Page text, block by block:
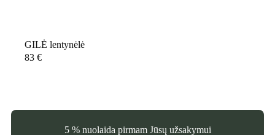
GILĖ lentynėlė
83 €
5 % nuolaida pirmam Jūsų užsakymui